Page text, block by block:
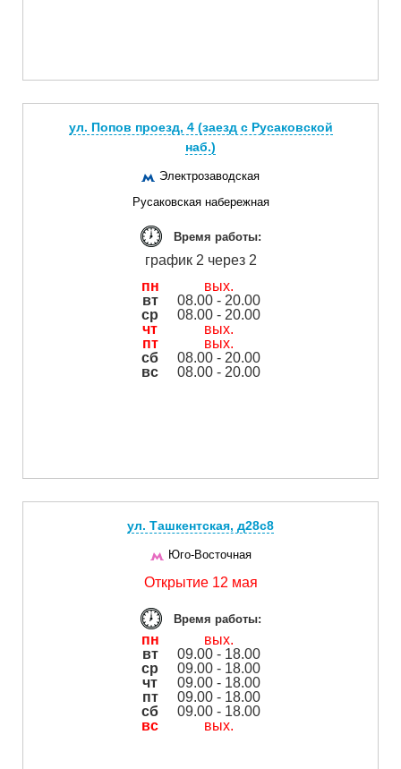
ул. Попов проезд, 4 (заезд с Русаковской
наб.)
Электрозаводская
Русаковская набережная
Время работы:
график 2 через 2
пн
вых.
вт
08.00 - 20.00
ср
08.00 - 20.00
чт
вых.
пт
вых.
сб
08.00 - 20.00
вс
08.00 - 20.00
ул. Ташкентская, д28с8
Юго-Восточная
Открытие 12 мая
Время работы:
пн
вых.
вт
09.00 - 18.00
ср
09.00 - 18.00
чт
09.00 - 18.00
пт
09.00 - 18.00
сб
09.00 - 18.00
вс
вых.